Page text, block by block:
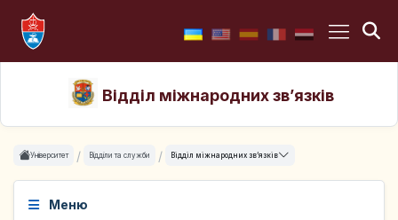
Відділ міжнародних зв’язків
Університет Відділи та служби Відділ міжнародних зв’язків
Меню